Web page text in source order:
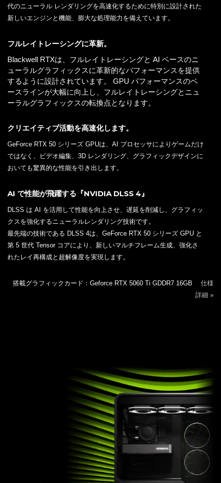
代のニューラル レンダリングを高速化するために特別に設計された
新しいエンジンと機能、膨大な処理能力を備えています。
フルレイトレーシングに革新。
Blackwell RTXは、フルレイトレーシングと AI ベースのニ
ューラルグラフィックスに革新的なパフォーマンスを提供
するように設計されています。 GPU パフォーマンスのベ
ースラインが大幅に向上し、フルレイトレーシングとニュ
ーラルグラフィックスの転換点となります。
クリエイティブ活動を高速化します。
GeForce RTX 50 シリーズ GPUは、AI プロセッサによりゲームだけ
ではなく、ビデオ編集、3D レンダリング、グラフィックデザインに
おいても驚異的な性能を引き出します。
AI で性能が飛躍する『NVIDIA DLSS 4』
DLSS は AI を活用して性能を向上させ、遅延を削減し、グラフィッ
クスを強化するニューラルレンダリング技術です。
最先端の技術である DLSS 4は、GeForce RTX 50 シリーズ GPU と
第 5 世代 Tensor コアにより、新しいマルチフレーム生成、強化さ
れたレイ再構成と超解像度を実現します。
搭載グラフィックカード：Geforce RTX 5060 Ti GDDR7 16GB 仕様
詳細 »